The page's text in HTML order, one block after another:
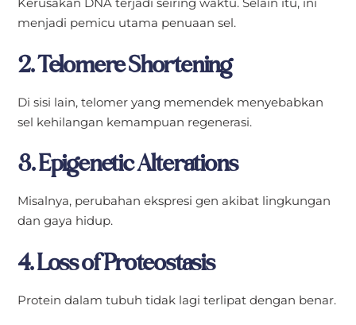
Kerusakan DNA terjadi seiring waktu. Selain itu, ini
menjadi pemicu utama penuaan sel.
2. Telomere Shortening
Di sisi lain, telomer yang memendek menyebabkan
sel kehilangan kemampuan regenerasi.
3. Epigenetic Alterations
Misalnya, perubahan ekspresi gen akibat lingkungan
dan gaya hidup.
4. Loss of Proteostasis
Protein dalam tubuh tidak lagi terlipat dengan benar.